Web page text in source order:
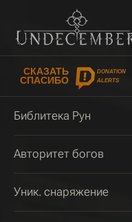
Библитека Рун
Авторитет богов
Уник. снаряжение
СКАЗАТЬ
СПАСИБО
DONATION
ALERTS